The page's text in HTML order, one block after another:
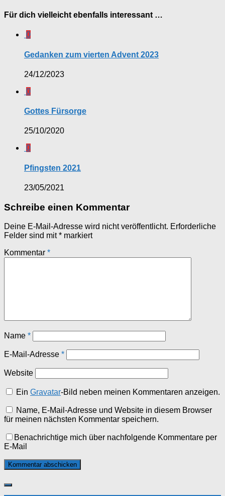
Für dich vielleicht ebenfalls interessant …
0
Gedanken zum vierten Advent 2023
24/12/2023
0
Gottes Fürsorge
25/10/2020
0
Pfingsten 2021
23/05/2021
Schreibe einen Kommentar
Deine E-Mail-Adresse wird nicht veröffentlicht. Erforderliche
Felder sind mit* markiert
Kommentar *
Name *
E-Mail-Adresse *
Website
EinGravatar-Bild neben meinen Kommentaren anzeigen.
Name, E-Mail-Adresse und Website in diesem Browser
für meinen nächsten Kommentar speichern.
Benachrichtige mich über nachfolgende Kommentare per
E-Mail